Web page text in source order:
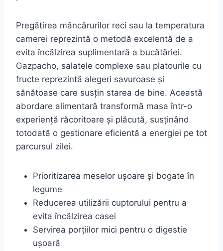
Pregătirea mâncărurilor reci sau la temperatura
camerei reprezintă o metodă excelentă de a
evita încălzirea suplimentară a bucătăriei.
Gazpacho, salatele complexe sau platourile cu
fructe reprezintă alegeri savuroase și
sănătoase care susțin starea de bine. Această
abordare alimentară transformă masa într-o
experiență răcoritoare și plăcută, susținând
totodată o gestionare eficientă a energiei pe tot
parcursul zilei.
Prioritizarea meselor ușoare și bogate în
legume
Reducerea utilizării cuptorului pentru a
evita încălzirea casei
Servirea porțiilor mici pentru o digestie
ușoară